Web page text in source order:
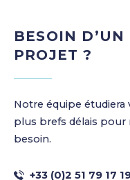
BESOIN
PROJET ?
Notre équipe étudiera
plus brefs délais pour
besoin.
+33 (0)2 51 79 17